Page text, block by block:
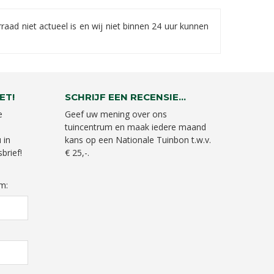
niet actueel is en wij niet binnen 24 uur kunnen
in
SCHRIJF EEN RECENSIE...
Geef uw mening over ons
tuincentrum en maak iedere maand
kans op een Nationale Tuinbon t.w.v.
€ 25,-.